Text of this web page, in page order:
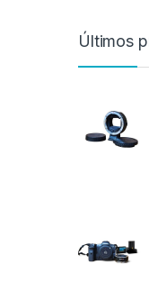
Últimos